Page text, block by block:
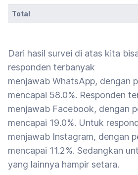
Total
Dari hasil survei di atas kita
responden terbanyak
menjawab WhatsApp, dengan
mencapai 58.0%. Responden
menjawab Facebook, dengan
mencapai 19.0%. Untuk
menjawab Instagram, dengan
mencapai 11.2%. Sedangkan
yang lainnya hampir setara.